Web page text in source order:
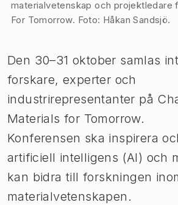
materialvetenskap och projektledare
For Tomorrow. Foto: Håkan Sandsjö.
Den 30–31 oktober samlas
forskare, experter och
industrirepresentanter på
Materials for Tomorrow.
Konferensen ska inspirera
artificiell intelligens (AI) och
kan bidra till forskningen
materialvetenskapen.